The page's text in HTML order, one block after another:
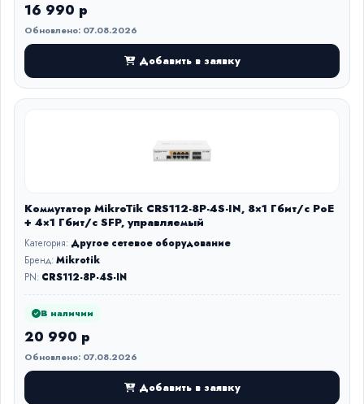
16 990 р
Обновлено: 07.08.2026
Добавить в заявку
Коммутатор MikroTik CRS112-8P-4S-IN, 8×1 Гбит/с PoE
+ 4×1 Гбит/с SFP, управляемый
Категория: Другое сетевое оборудование
Бренд:Mikrotik
PN: CRS112-8P-4S-IN
В наличии
20 990 р
Обновлено: 07.08.2026
Добавить в заявку